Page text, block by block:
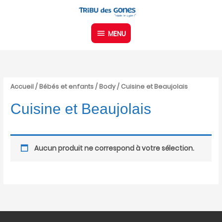
MENU
MENU
Accueil/Bébés et enfants/Body/ Cuisine et Beaujolais
Cuisine et Beaujolais
Aucun produit ne correspond à votre sélection.